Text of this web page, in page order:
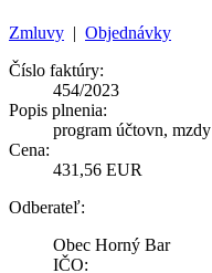
Zmluvy | Objednávky
Číslo faktúry:
454/2023
Popis plnenia:
program účtovn, mzdy
Cena:
431,56 EUR
Odberateľ:
Obec Horný Bar
IČO: